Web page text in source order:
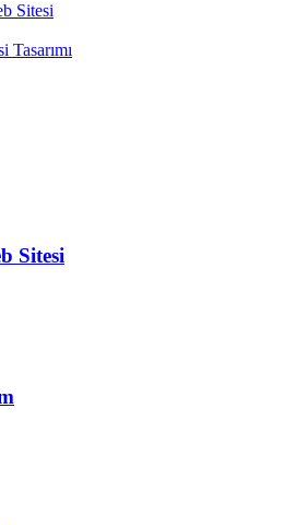
Sitesi
Tasarımı
Sitesi